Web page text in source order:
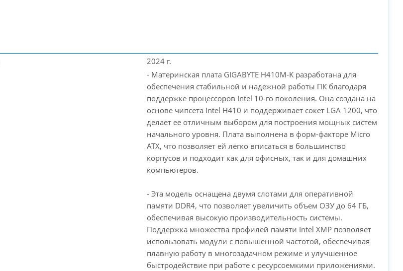
2024 г.
- Материнская плата GIGABYTE H410M-K разработана для
обеспечения стабильной и надежной работы ПК благодаря
поддержке процессоров Intel 10-го поколения. Она создана на
основе чипсета Intel H410 и поддерживает сокет LGA 1200, что
делает ее отличным выбором для построения мощных систем
начального уровня. Плата выполнена в форм-факторе Micro
ATX, что позволяет ей легко вписаться в большинство
корпусов и подходит как для офисных, так и для домашних
компьютеров.
- Эта модель оснащена двумя слотами для оперативной
памяти DDR4, что позволяет увеличить объем ОЗУ до 64 ГБ,
обеспечивая высокую производительность системы.
Поддержка множества профилей памяти Intel XMP позволяет
использовать модули с повышенной частотой, обеспечивая
плавную работу в многозадачном режиме и улучшенное
быстродействие при работе с ресурсоемкими приложениями.